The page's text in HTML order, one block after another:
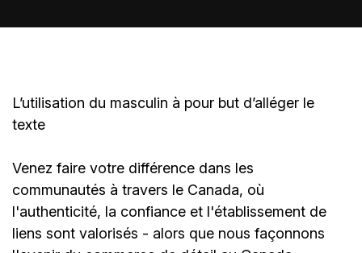
L’utilisation du masculin à pour but d’alléger le
texte
Venez faire votre différence dans les
communautés à travers le Canada, où
l'authenticité, la confiance et l'établissement de
liens sont valorisés - alors que nous façonnons